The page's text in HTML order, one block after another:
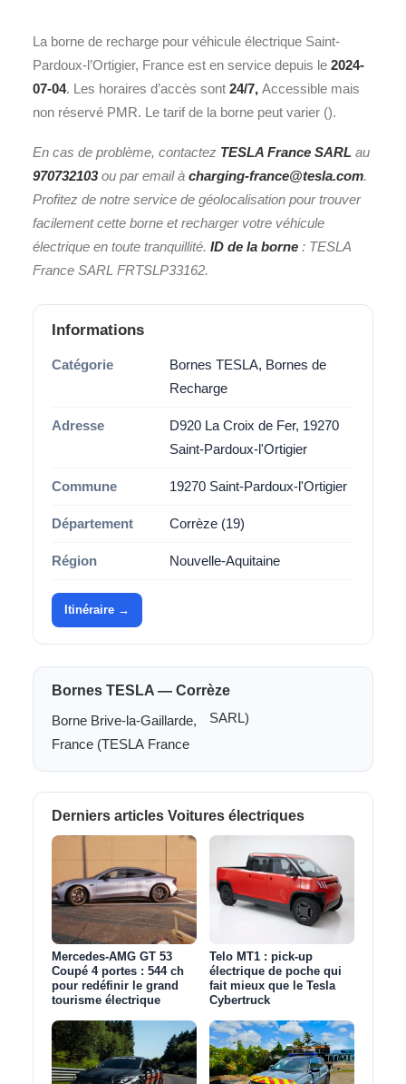
La borne de recharge pour véhicule électrique Saint-
Pardoux-l’Ortigier, France est en service depuis le 2024-
07-04. Les horaires d’accès sont 24/7, Accessible mais
non réservé PMR. Le tarif de la borne peut varier ().
En cas de problème, contactez TESLA France SARL au
970732103ou par email à charging-france@tesla.com.
Profitez de notre service de géolocalisation pour trouver
facilement cette borne et recharger votre véhicule
électrique en toute tranquillité. ID de la borne : TESLA
France SARL FRTSLP33162.
Informations
Catégorie
Bornes TESLA, Bornes de
Recharge
Adresse
D920 La Croix de Fer, 19270
Saint-Pardoux-l'Ortigier
Commune 19270 Saint-Pardoux-l'Ortigier
Département Corrèze (19)
Région Nouvelle-Aquitaine
Itinéraire →
Bornes TESLA — Corrèze
Borne Brive-la-Gaillarde,
France (TESLA France
SARL)
Derniers articles Voitures électriques
Mercedes-AMG GT 53
Coupé 4 portes : 544 ch
pour redéfinir le grand
tourisme électrique
Telo MT1 : pick‑up
électrique de poche qui
fait mieux que le Tesla
Cybertruck